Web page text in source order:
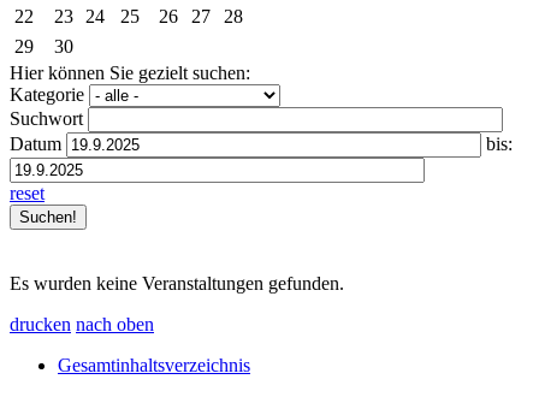
22
23 24 25 26 27
28
29
30
Hier können Sie gezielt suchen:
Kategorie
Suchwort
Datum
bis:
reset
Es wurden keine Veranstaltungen gefunden.
drucken nach oben
Gesamtinhaltsverzeichnis